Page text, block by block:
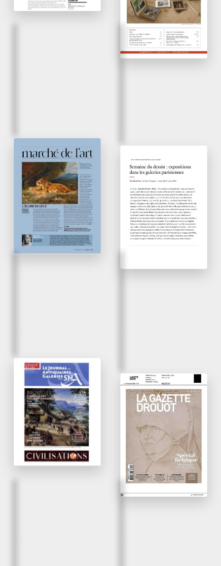
April 2026
L’œuvre du mois -
Delacroix se taille la
part du lion
Connaissance des arts
Friday, 27 March, 2026
Semaine du dessin :
expositions dans les
galeries parisiennes
La Tribune de l’Art
N°9 / Hiver 2026
L’offre équilibrée et
élargie de la Brafa
2026
Le Journal des Arts
2/ vendredi 16 janvier
Une 71e édition
ambitieuse pour la
Brafa
La Gazette Drouot